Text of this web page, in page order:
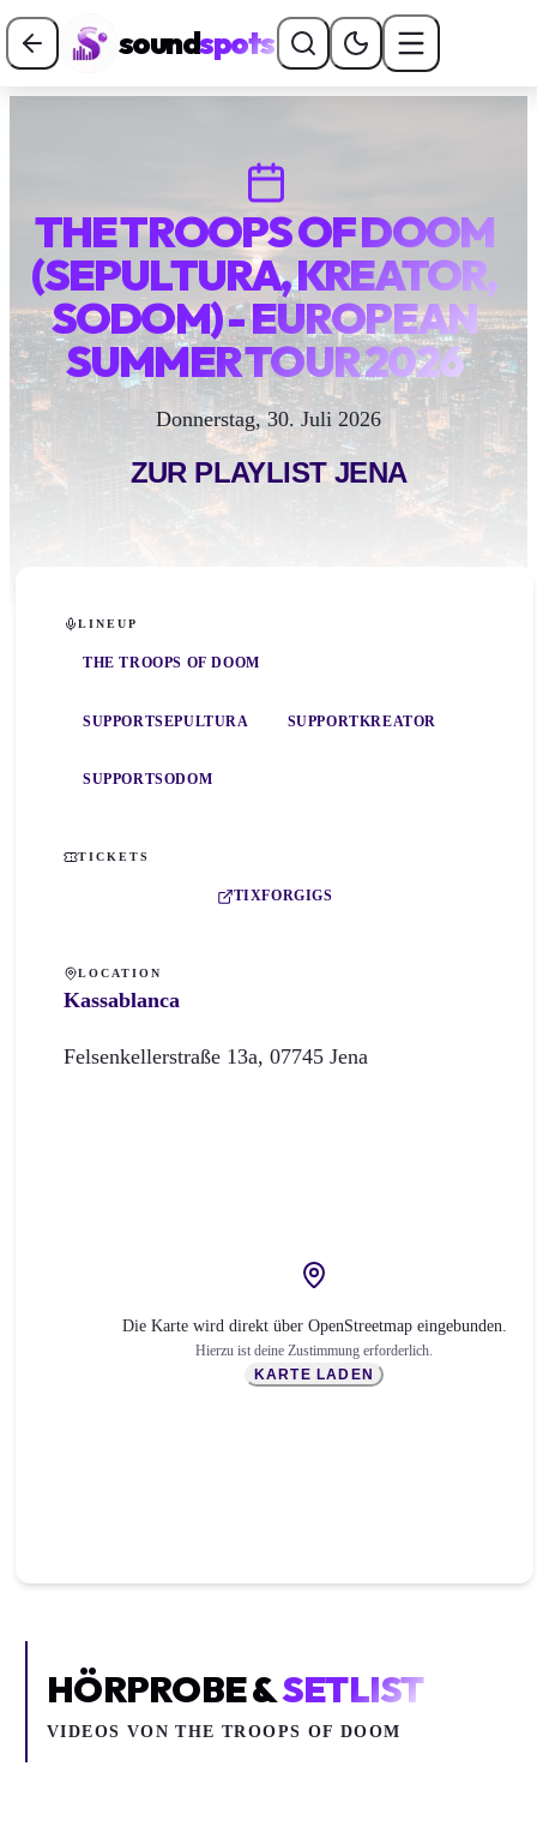
soundspots
THE TROOPS OF DOOM
(SEPULTURA, KREATOR,
SODOM) - EUROPEAN
SUMMER TOUR 2026
Donnerstag, 30. Juli 2026
ZUR PLAYLISTJENA
LINEUP
THE TROOPS OF DOOM
SUPPORTSEPULTURA SUPPORTKREATOR
SUPPORTSODOM
TICKETS
TIXFORGIGS
LOCATION
Kassablanca
Felsenkellerstraße 13a, 07745 Jena
Die Karte wird direkt über OpenStreetmap eingebunden.
Hierzu ist deine Zustimmung erforderlich.
KARTE LADEN
HÖRPROBE &SETLIST
VIDEOS VONTHE TROOPS OF DOOM